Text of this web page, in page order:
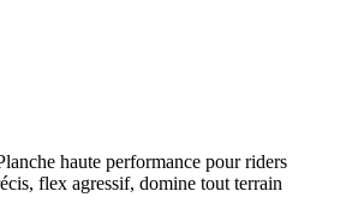
haute performance pour riders
flex agressif, domine tout terrain